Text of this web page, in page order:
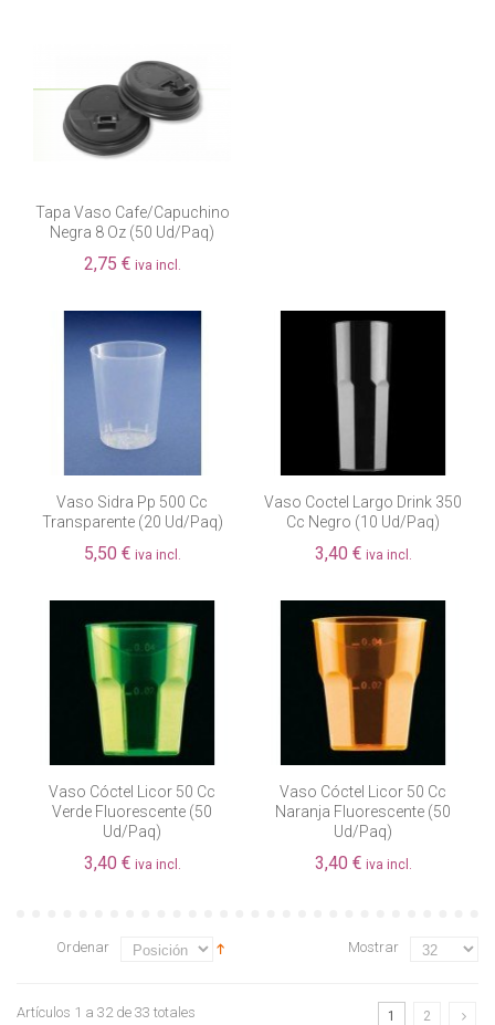
Tapa Vaso Cafe/capuchino
Negra 8 Oz (50 Ud/paq)
2,75 € iva incl.
Vaso Sidra Pp 500 Cc
Transparente (20 Ud/paq)
5,50 € iva incl.
Vaso Coctel Largo Drink 350
Cc Negro (10 Ud/paq)
3,40 € iva incl.
Vaso Cóctel Licor 50 Cc
Verde Fluorescente (50
Ud/paq)
3,40 € iva incl.
Vaso Cóctel Licor 50 Cc
Naranja Fluorescente (50
Ud/paq)
3,40 € iva incl.
Ordenar Mostrar
Artículos 1 a 32 de 33 totales 1 2